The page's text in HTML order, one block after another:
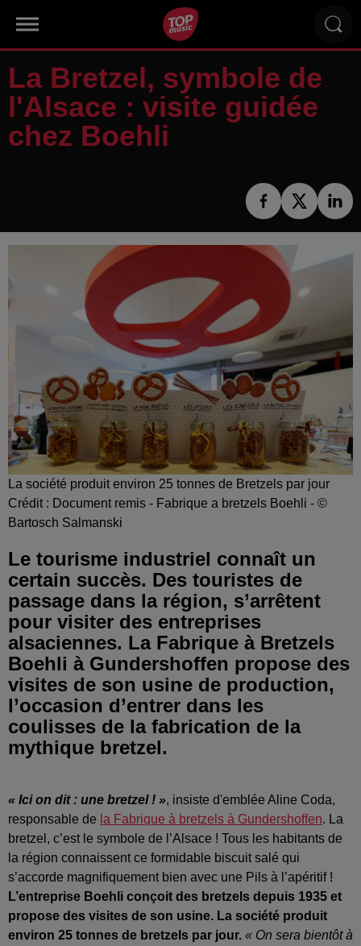
La Bretzel, symbole de
l'Alsace : visite guidée
chez Boehli
La société produit environ 25 tonnes de Bretzels par jour
Crédit : Document remis - Fabrique a bretzels Boehli - ©
Bartosch Salmanski
Le tourisme industriel connaît un
certain succès. Des touristes de
passage dans la région, s’arrêtent
pour visiter des entreprises
alsaciennes. La Fabrique à Bretzels
Boehli à Gundershoffen propose des
visites de son usine de production,
l’occasion d’entrer dans les
coulisses de la fabrication de la
mythique bretzel.
« Ici on dit : une bretzel ! », insiste d'emblée Aline Coda,
responsable de la Fabrique à bretzels à Gundershoffen. La
bretzel, c’est le symbole de l’Alsace ! Tous les habitants de
la région connaissent ce formidable biscuit salé qui
s’accorde magnifiquement bien avec une Pils à l’apéritif !
L’entreprise Boehli conçoit des bretzels depuis 1935 et
propose des visites de son usine. La société produit
environ 25 tonnes de bretzels par jour. « On sera bientôt à